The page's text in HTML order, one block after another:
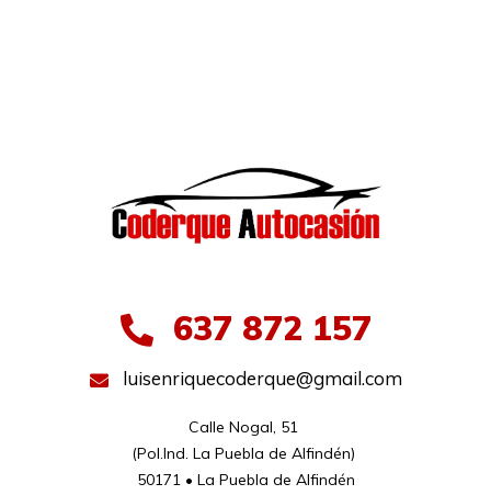
637 872 157
luisenriquecoderque@gmail.com
Calle Nogal, 51
(Pol.Ind. La Puebla de Alfindén)
50171 • La Puebla de Alfindén